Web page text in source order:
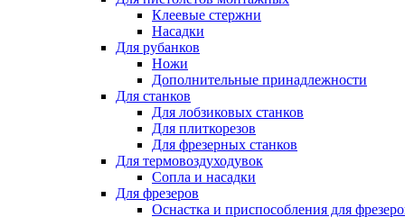
Клеевые стержни
Насадки
Для рубанков
Ножи
Дополнительные принадлежности
Для станков
Для лобзиковых станков
Для плиткорезов
Для фрезерных станков
Для термовоздуходувок
Сопла и насадки
Для фрезеров
Оснастка и приспособления для